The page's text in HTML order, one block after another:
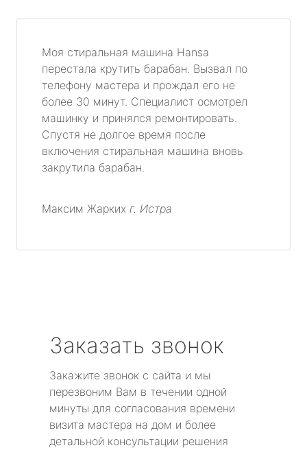
Моя стиральная машина Hansa
перестала крутить барабан. Вызвал по
телефону мастера и прождал его не
более 30 минут. Специалист осмотрел
машинку и принялся ремонтировать.
Спустя не долгое время после
включения стиральная машина вновь
закрутила барабан.
Максим Жарких г. Истра
Заказать звонок
Закажите звонок с сайта и мы
перезвоним Вам в течении одной
минуты для согласования времени
визита мастера на дом и более
детальной консультации решения